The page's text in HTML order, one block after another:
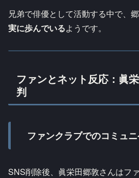
兄弟で俳優として活動する中で、
実に歩んでいるようです。
ファンとネット反応：眞
判
ファンクラブでのコミュ
SNS削除後、眞栄田郷敦さんはフ